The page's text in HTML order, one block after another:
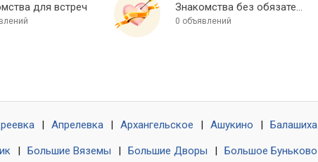
для встреч Знакомства без обязательств
0 объявлений
Апрелевка Архангельское Ашукино Балашиха
Большие Вяземы Большие Дворы Большое Буньково